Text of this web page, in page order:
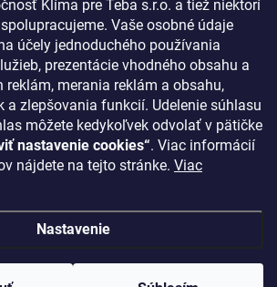
Klíma pre Teba s.r.o. a tiež niektorí
Vaše osobné údaje
účely jednoduchého používania
prezentácie vhodného obsahu a
reklám, merania reklám a obsahu,
a zlepšovania funkcií. Udelenie súhlasu
môžete kedykoľvek odvolať v pätičke
nastavenie cookies“. Viac informácií
nájdete na tejto stránke. Viac
Nastavenie
klimapreteba.sk
@klimapreteba
nastavenie cookies